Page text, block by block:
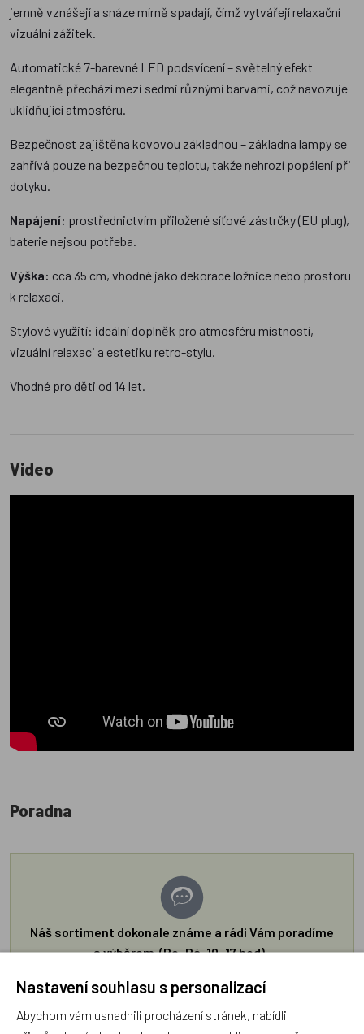
jemně vznášejí a snáze mírně spadají, čímž vytvářejí relaxační
vizuální zážitek.
Automatické 7-barevné LED podsvícení – světelný efekt
elegantně přechází mezi sedmi různými barvami, což navozuje
uklidňující atmosféru.
Bezpečnost zajištěna kovovou základnou – základna lampy se
zahřívá pouze na bezpečnou teplotu, takže nehrozí popálení při
dotyku.
Napájení: prostřednictvím přiložené síťové zástrčky (EU plug),
baterie nejsou potřeba.
Výška: cca 35 cm, vhodné jako dekorace ložnice nebo prostoru
k relaxaci.
Stylové využití: ideální doplněk pro atmosféru místností,
vizuální relaxaci a estetiku retro-stylu.
Vhodné pro děti od 14 let.
Video
Poradna
Náš sortiment dokonale známe a rádi Vám poradíme
s výběrem (Po–Pá, 10–17 hod).
Dráček.cz
Položit dotaz
Nastavení souhlasu s personalizací
Abychom vám usnadnili procházení stránek, nabídli